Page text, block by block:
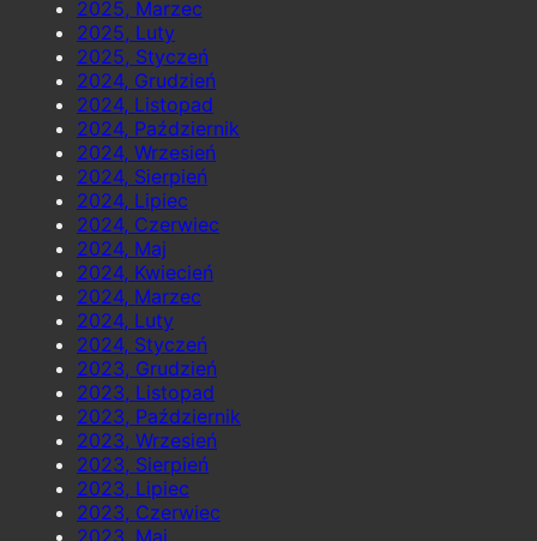
2025, Marzec
2025, Luty
2025, Styczeń
2024, Grudzień
2024, Listopad
2024, Październik
2024, Wrzesień
2024, Sierpień
2024, Lipiec
2024, Czerwiec
2024, Maj
2024, Kwiecień
2024, Marzec
2024, Luty
2024, Styczeń
2023, Grudzień
2023, Listopad
2023, Październik
2023, Wrzesień
2023, Sierpień
2023, Lipiec
2023, Czerwiec
2023, Maj